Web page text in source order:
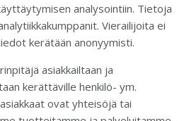
analysointiin. Tietoja
Vierailijoita ei
kerätään anonyymisti.
asiakkailtaan ja
kerättäville henkilö- ym.
ovat yhteisöjä tai